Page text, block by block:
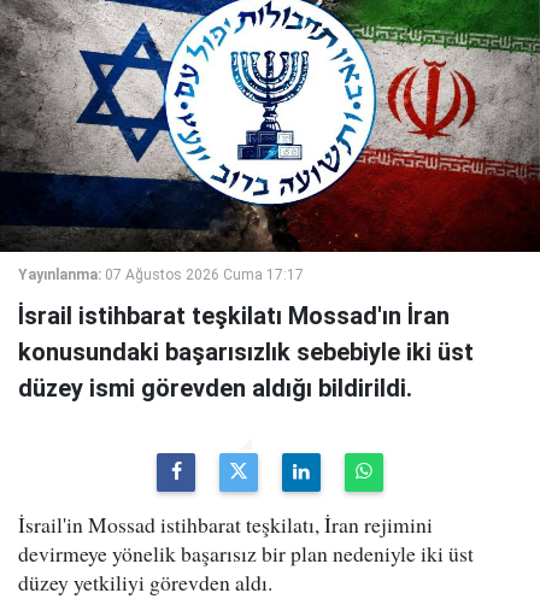
Yayınlanma: 07 Ağustos 2026 Cuma 17:17
İsrail istihbarat teşkilatı Mossad'ın İran
konusundaki başarısızlık sebebiyle iki üst
düzey ismi görevden aldığı bildirildi.
İsrail'in Mossad istihbarat teşkilatı, İran rejimini
devirmeye yönelik başarısız bir plan nedeniyle iki üst
düzey yetkiliyi görevden aldı.